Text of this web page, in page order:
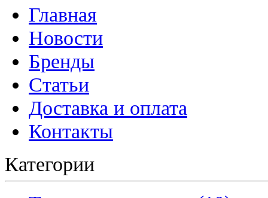
Главная
Новости
Бренды
Статьи
Доставка и оплата
Контакты
Категории